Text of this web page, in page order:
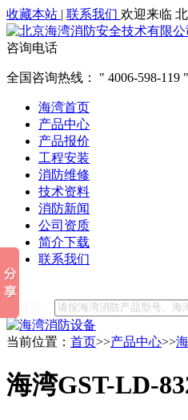
收藏本站 | 联系我们 欢迎来临
咨询电话
全国咨询热线： 4006-598-119
海湾首页
产品中心
产品报价
工程安装
消防维修
技术资料
消防新闻
公司资质
简介下载
联系我们
他们都在搜索:
当前位置： 首页>>产品中心>>
海湾GST-LD-